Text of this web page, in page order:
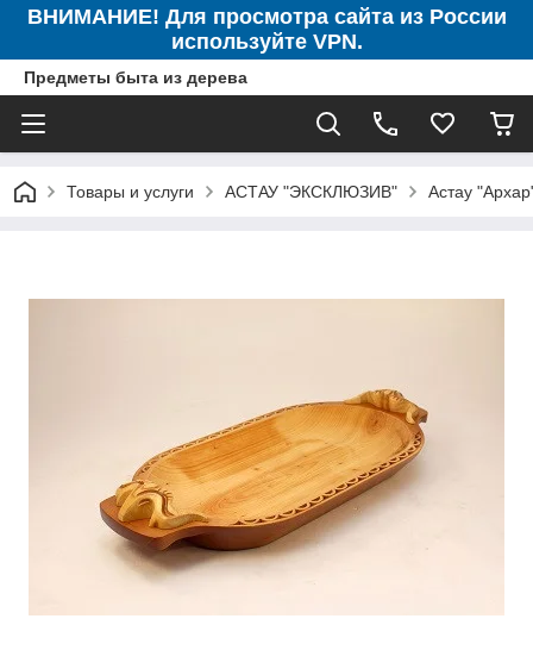
ВНИМАНИЕ! Для просмотра сайта из России
используйте VPN.
Предметы быта из дерева
Товары и услуги АСТАУ "ЭКСКЛЮЗИВ" Астау